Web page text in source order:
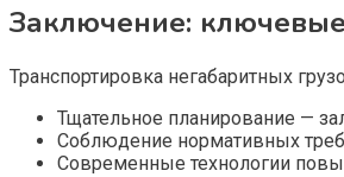
Заключение:
Транспортировка негабаритных
Тщательное планирование —
Соблюдение нормативных
Современные технологии